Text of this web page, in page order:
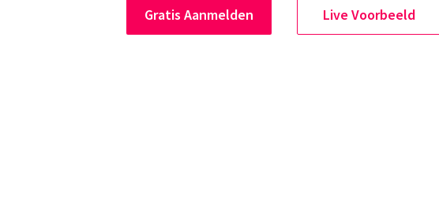
Gratis Aanmelden Live Voorbeeld